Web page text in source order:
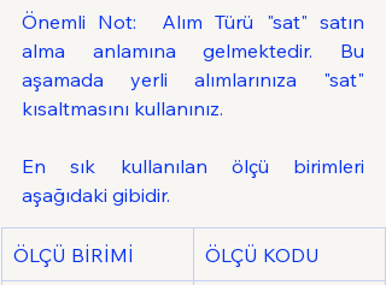
Önemli Not:  Alım Türü "sat" satın
alma anlamına gelmektedir. Bu
aşamada yerli alımlarınıza "sat"
kısaltmasını kullanınız.
En sık kullanılan ölçü birimleri
aşağıdaki gibidir.
ÖLÇÜ BİRİMİ ÖLÇÜ KODU